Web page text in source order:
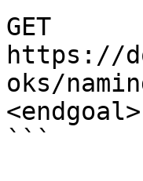
GET
https://
oks/
<endgoal>
```